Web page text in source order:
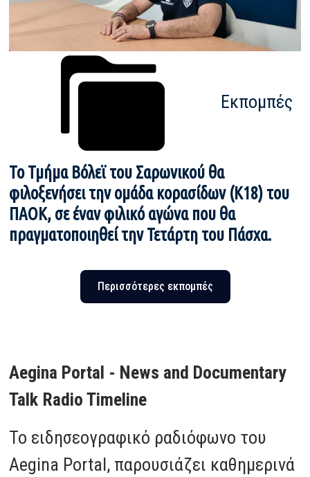
Εκπομπές
Το Τμήμα Βόλεϊ του Σαρωνικού θα
φιλοξενήσει την ομάδα κορασίδων (Κ18) του
ΠΑΟΚ, σε έναν φιλικό αγώνα που θα
πραγματοποιηθεί την Τετάρτη του Πάσχα.
Περισσότερες εκπομπές
Aegina Portal - News and Documentary
Talk Radio Timeline
Το ειδησεογραφικό ραδιόφωνο του
Aegina Portal, παρουσιάζει καθημερινά